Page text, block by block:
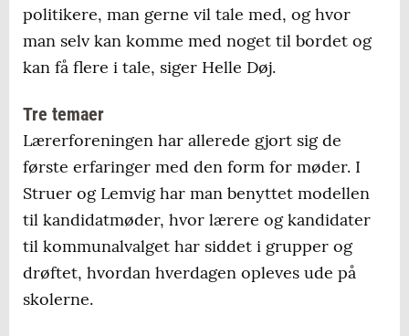
politikere, man gerne vil tale med, og hvor
man selv kan komme med noget til bordet og
kan få flere i tale, siger Helle Døj.
Tre temaer
Lærerforeningen har allerede gjort sig de
første erfaringer med den form for møder. I
Struer og Lemvig har man benyttet modellen
til kandidatmøder, hvor lærere og kandidater
til kommunalvalget har siddet i grupper og
drøftet, hvordan hverdagen opleves ude på
skolerne.